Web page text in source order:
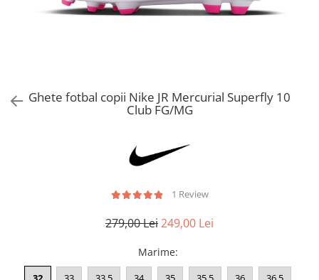
Bluze fotbal copii
Sorturi fotbal femei
Ghete fotbal copii Nike JR Mercurial Superfly 10
Club FG/MG
1 Review
279,00 Lei249,00 Lei
Marime: